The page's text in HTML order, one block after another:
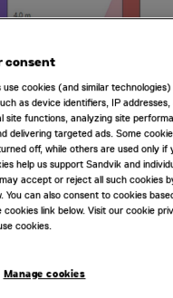
consent
cookies (and similar
as device identifiers, IP
site functions, analyzing site
delivering targeted ads. Some
off, while others are used only if
help us support Sandvik and
accept or reject all such cookies
You can also consent to cookies
cookies link below. Visit our cookie
cookies.
Manage cookies